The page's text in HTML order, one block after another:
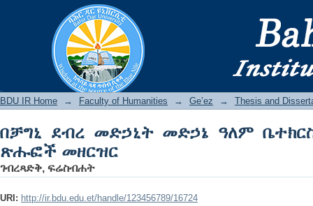
በቻግኒ ደብረ መድኃኒት መድኃኔ ዓለም
BDU IR Home → Faculty of Humanities → Geʽez → Thesis and
በቻግኒ ደብረ መድኃኒት መድኃኔ ዓለም
ጽሑፎች መዘርዝር
ገብረጻድቅ, ፍሬስብሐት
URI: http://ir.bdu.edu.et/handle/123456789/16724